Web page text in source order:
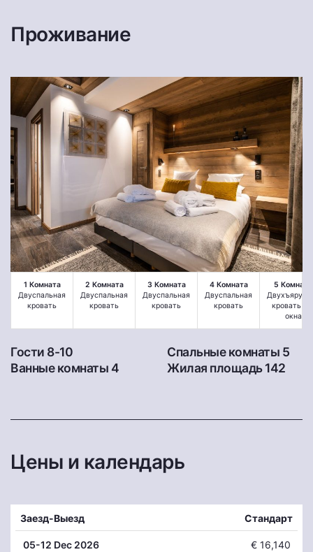
Проживание
1 Комната
Двуспальная
кровать
2 Комната
Двуспальная
кровать
3 Комната
Двуспальная
кровать
4 Комната
Двуспальная
кровать
5 Комната
кровать
окна
Гости 8-10
Спальные комнаты 5
Ванные комнаты 4
Жилая площадь 142
Цены и календарь
Заезд-Выезд Стандарт
05-12 Dec 2026 € 16,140